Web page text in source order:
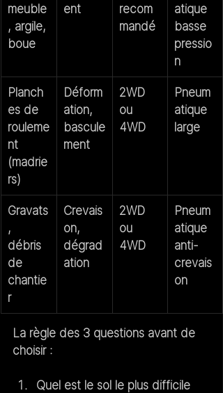
meuble
, argile,
boue
ent
recom
mandé
atique
basse
pressio
n
Planch
es de
rouleme
nt
(madrie
rs)
Déform
ation,
bascule
ment
2WD
ou
4WD
Pneum
atique
large
Gravats
,
débris
de
chantie
r
Crevais
on,
dégrad
ation
2WD
ou
4WD
Pneum
atique
anti-
crevais
on
La règle des 3 questions avant de
choisir :
Quel est le sol le plus difficile